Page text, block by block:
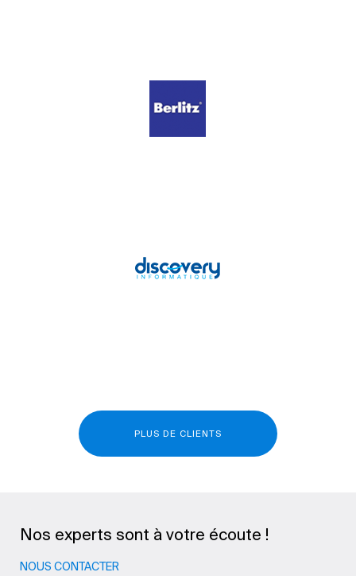
PLUS DE CLIENTS
Nos experts sont à votre écoute !
NOUS CONTACTER